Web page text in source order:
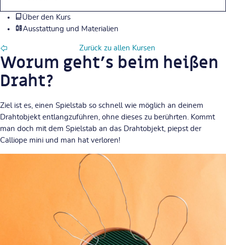
Über den Kurs
Ausstattung und Materialien
Zurück zu allen Kursen
Worum geht’s beim heißen
Draht?
Ziel ist es, einen Spielstab so schnell wie möglich an deinem
Drahtobjekt entlangzuführen, ohne dieses zu berührten. Kommt
man doch mit dem Spielstab an das Drahtobjekt, piepst der
Calliope mini und man hat verloren!